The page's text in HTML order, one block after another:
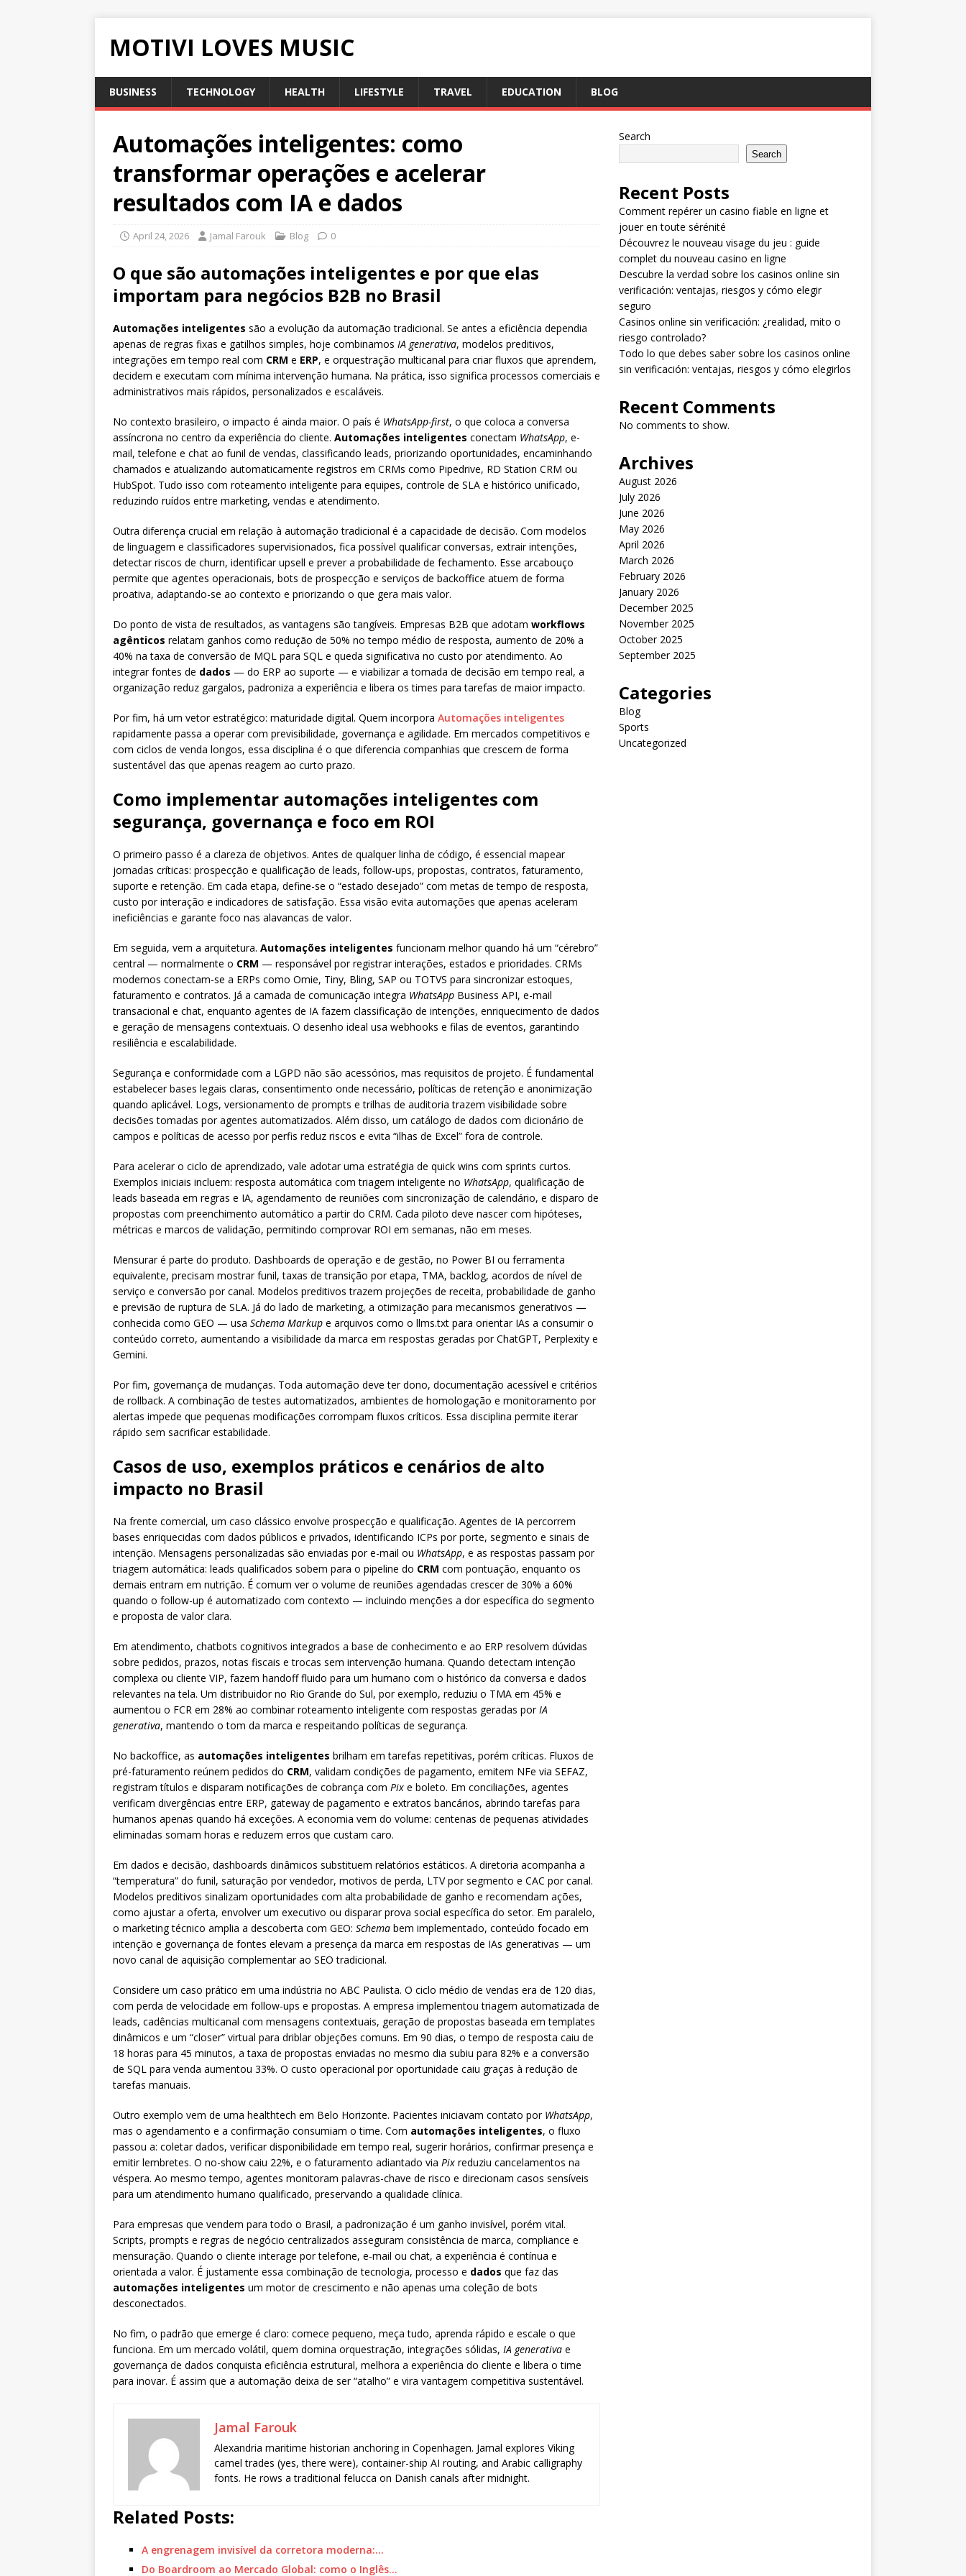
MOTIVI LOVES MUSIC
BUSINESS TECHNOLOGY HEALTH LIFESTYLE TRAVEL EDUCATION BLOG
Automações inteligentes: como
transformar operações e acelerar
resultados com IA e dados
April 24, 2026 Jamal Farouk Blog 0
O que são automações inteligentes e por que elas
importam para negócios B2B no Brasil
Automações inteligentes são a evolução da automação tradicional. Se antes a eficiência dependia
apenas de regras fixas e gatilhos simples, hoje combinamos IA generativa, modelos preditivos,
integrações em tempo real com CRM e ERP, e orquestração multicanal para criar fluxos que aprendem,
decidem e executam com mínima intervenção humana. Na prática, isso significa processos comerciais e
administrativos mais rápidos, personalizados e escaláveis.
No contexto brasileiro, o impacto é ainda maior. O país é WhatsApp-first, o que coloca a conversa
assíncrona no centro da experiência do cliente. Automações inteligentes conectam WhatsApp, e-
mail, telefone e chat ao funil de vendas, classificando leads, priorizando oportunidades, encaminhando
chamados e atualizando automaticamente registros em CRMs como Pipedrive, RD Station CRM ou
HubSpot. Tudo isso com roteamento inteligente para equipes, controle de SLA e histórico unificado,
reduzindo ruídos entre marketing, vendas e atendimento.
Outra diferença crucial em relação à automação tradicional é a capacidade de decisão. Com modelos
de linguagem e classificadores supervisionados, fica possível qualificar conversas, extrair intenções,
detectar riscos de churn, identificar upsell e prever a probabilidade de fechamento. Esse arcabouço
permite que agentes operacionais, bots de prospecção e serviços de backoffice atuem de forma
proativa, adaptando-se ao contexto e priorizando o que gera mais valor.
Do ponto de vista de resultados, as vantagens são tangíveis. Empresas B2B que adotam workflows
agênticos relatam ganhos como redução de 50% no tempo médio de resposta, aumento de 20% a
40% na taxa de conversão de MQL para SQL e queda significativa no custo por atendimento. Ao
integrar fontes de dados — do ERP ao suporte — e viabilizar a tomada de decisão em tempo real, a
organização reduz gargalos, padroniza a experiência e libera os times para tarefas de maior impacto.
Por fim, há um vetor estratégico: maturidade digital. Quem incorpora Automações inteligentes
rapidamente passa a operar com previsibilidade, governança e agilidade. Em mercados competitivos e
com ciclos de venda longos, essa disciplina é o que diferencia companhias que crescem de forma
sustentável das que apenas reagem ao curto prazo.
Como implementar automações inteligentes com
segurança, governança e foco em ROI
O primeiro passo é a clareza de objetivos. Antes de qualquer linha de código, é essencial mapear
jornadas críticas: prospecção e qualificação de leads, follow-ups, propostas, contratos, faturamento,
suporte e retenção. Em cada etapa, define-se o “estado desejado” com metas de tempo de resposta,
custo por interação e indicadores de satisfação. Essa visão evita automações que apenas aceleram
ineficiências e garante foco nas alavancas de valor.
Em seguida, vem a arquitetura. Automações inteligentes funcionam melhor quando há um “cérebro”
central — normalmente o CRM — responsável por registrar interações, estados e prioridades. CRMs
modernos conectam-se a ERPs como Omie, Tiny, Bling, SAP ou TOTVS para sincronizar estoques,
faturamento e contratos. Já a camada de comunicação integra WhatsApp Business API, e-mail
transacional e chat, enquanto agentes de IA fazem classificação de intenções, enriquecimento de dados
e geração de mensagens contextuais. O desenho ideal usa webhooks e filas de eventos, garantindo
resiliência e escalabilidade.
Segurança e conformidade com a LGPD não são acessórios, mas requisitos de projeto. É fundamental
estabelecer bases legais claras, consentimento onde necessário, políticas de retenção e anonimização
quando aplicável. Logs, versionamento de prompts e trilhas de auditoria trazem visibilidade sobre
decisões tomadas por agentes automatizados. Além disso, um catálogo de dados com dicionário de
campos e políticas de acesso por perfis reduz riscos e evita “ilhas de Excel” fora de controle.
Para acelerar o ciclo de aprendizado, vale adotar uma estratégia de quick wins com sprints curtos.
Exemplos iniciais incluem: resposta automática com triagem inteligente no WhatsApp, qualificação de
leads baseada em regras e IA, agendamento de reuniões com sincronização de calendário, e disparo de
propostas com preenchimento automático a partir do CRM. Cada piloto deve nascer com hipóteses,
métricas e marcos de validação, permitindo comprovar ROI em semanas, não em meses.
Mensurar é parte do produto. Dashboards de operação e de gestão, no Power BI ou ferramenta
equivalente, precisam mostrar funil, taxas de transição por etapa, TMA, backlog, acordos de nível de
serviço e conversão por canal. Modelos preditivos trazem projeções de receita, probabilidade de ganho
e previsão de ruptura de SLA. Já do lado de marketing, a otimização para mecanismos generativos —
conhecida como GEO — usa Schema Markup e arquivos como o llms.txt para orientar IAs a consumir o
conteúdo correto, aumentando a visibilidade da marca em respostas geradas por ChatGPT, Perplexity e
Gemini.
Por fim, governança de mudanças. Toda automação deve ter dono, documentação acessível e critérios
de rollback. A combinação de testes automatizados, ambientes de homologação e monitoramento por
alertas impede que pequenas modificações corrompam fluxos críticos. Essa disciplina permite iterar
rápido sem sacrificar estabilidade.
Casos de uso, exemplos práticos e cenários de alto
impacto no Brasil
Na frente comercial, um caso clássico envolve prospecção e qualificação. Agentes de IA percorrem
bases enriquecidas com dados públicos e privados, identificando ICPs por porte, segmento e sinais de
intenção. Mensagens personalizadas são enviadas por e-mail ou WhatsApp, e as respostas passam por
triagem automática: leads qualificados sobem para o pipeline do CRM com pontuação, enquanto os
demais entram em nutrição. É comum ver o volume de reuniões agendadas crescer de 30% a 60%
quando o follow-up é automatizado com contexto — incluindo menções a dor específica do segmento
e proposta de valor clara.
Em atendimento, chatbots cognitivos integrados a base de conhecimento e ao ERP resolvem dúvidas
sobre pedidos, prazos, notas fiscais e trocas sem intervenção humana. Quando detectam intenção
complexa ou cliente VIP, fazem handoff fluido para um humano com o histórico da conversa e dados
relevantes na tela. Um distribuidor no Rio Grande do Sul, por exemplo, reduziu o TMA em 45% e
aumentou o FCR em 28% ao combinar roteamento inteligente com respostas geradas porIA
generativa, mantendo o tom da marca e respeitando políticas de segurança.
No backoffice, as automações inteligentes brilham em tarefas repetitivas, porém críticas. Fluxos de
pré-faturamento reúnem pedidos do CRM, validam condições de pagamento, emitem NFe via SEFAZ,
registram títulos e disparam notificações de cobrança com Pix e boleto. Em conciliações, agentes
verificam divergências entre ERP, gateway de pagamento e extratos bancários, abrindo tarefas para
humanos apenas quando há exceções. A economia vem do volume: centenas de pequenas atividades
eliminadas somam horas e reduzem erros que custam caro.
Em dados e decisão, dashboards dinâmicos substituem relatórios estáticos. A diretoria acompanha a
“temperatura” do funil, saturação por vendedor, motivos de perda, LTV por segmento e CAC por canal.
Modelos preditivos sinalizam oportunidades com alta probabilidade de ganho e recomendam ações,
como ajustar a oferta, envolver um executivo ou disparar prova social específica do setor. Em paralelo,
o marketing técnico amplia a descoberta com GEO: Schema bem implementado, conteúdo focado em
intenção e governança de fontes elevam a presença da marca em respostas de IAs generativas — um
novo canal de aquisição complementar ao SEO tradicional.
Considere um caso prático em uma indústria no ABC Paulista. O ciclo médio de vendas era de 120 dias,
com perda de velocidade em follow-ups e propostas. A empresa implementou triagem automatizada de
leads, cadências multicanal com mensagens contextuais, geração de propostas baseada em templates
dinâmicos e um “closer” virtual para driblar objeções comuns. Em 90 dias, o tempo de resposta caiu de
18 horas para 45 minutos, a taxa de propostas enviadas no mesmo dia subiu para 82% e a conversão
de SQL para venda aumentou 33%. O custo operacional por oportunidade caiu graças à redução de
tarefas manuais.
Outro exemplo vem de uma healthtech em Belo Horizonte. Pacientes iniciavam contato por WhatsApp,
mas o agendamento e a confirmação consumiam o time. Com automações inteligentes, o fluxo
passou a: coletar dados, verificar disponibilidade em tempo real, sugerir horários, confirmar presença e
emitir lembretes. O no-show caiu 22%, e o faturamento adiantado via Pix reduziu cancelamentos na
véspera. Ao mesmo tempo, agentes monitoram palavras-chave de risco e direcionam casos sensíveis
para um atendimento humano qualificado, preservando a qualidade clínica.
Para empresas que vendem para todo o Brasil, a padronização é um ganho invisível, porém vital.
Scripts, prompts e regras de negócio centralizados asseguram consistência de marca, compliance e
mensuração. Quando o cliente interage por telefone, e-mail ou chat, a experiência é contínua e
orientada a valor. É justamente essa combinação de tecnologia, processo e dados que faz das
automações inteligentes um motor de crescimento e não apenas uma coleção de bots
desconectados.
No fim, o padrão que emerge é claro: comece pequeno, meça tudo, aprenda rápido e escale o que
funciona. Em um mercado volátil, quem domina orquestração, integrações sólidas, IA generativa e
governança de dados conquista eficiência estrutural, melhora a experiência do cliente e libera o time
para inovar. É assim que a automação deixa de ser “atalho” e vira vantagem competitiva sustentável.
Jamal Farouk
Alexandria maritime historian anchoring in Copenhagen. Jamal explores Viking
camel trades (yes, there were), container-ship AI routing, and Arabic calligraphy
fonts. He rows a traditional felucca on Danish canals after midnight.
Related Posts:
A engrenagem invisível da corretora moderna:…
Do Boardroom ao Mercado Global: como o Inglês…
Search
Search
Recent Posts
Comment repérer un casino fiable en ligne et
jouer en toute sérénité
Découvrez le nouveau visage du jeu : guide
complet du nouveau casino en ligne
Descubre la verdad sobre los casinos online sin
verificación: ventajas, riesgos y cómo elegir
seguro
Casinos online sin verificación: ¿realidad, mito o
riesgo controlado?
Todo lo que debes saber sobre los casinos online
sin verificación: ventajas, riesgos y cómo elegirlos
Recent Comments
No comments to show.
Archives
August 2026
July 2026
June 2026
May 2026
April 2026
March 2026
February 2026
January 2026
December 2025
November 2025
October 2025
September 2025
Categories
Blog
Sports
Uncategorized